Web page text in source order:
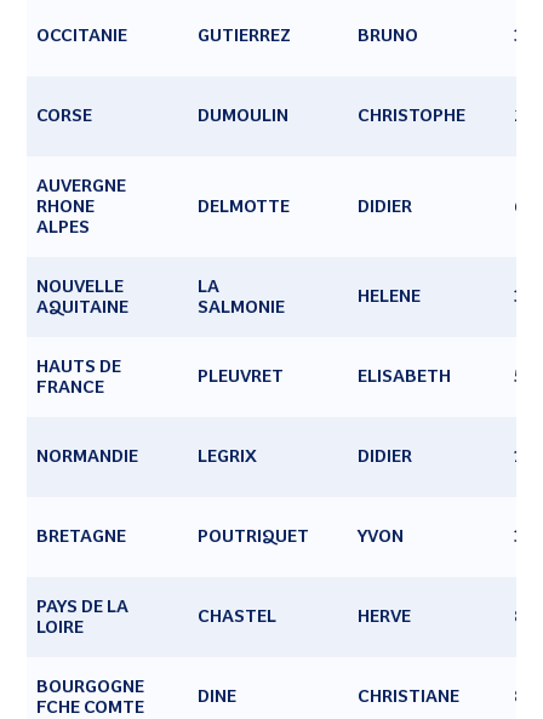
OCCITANIE GUTIERREZ BRUNO
CORSE DUMOULIN CHRISTOPHE
AUVERGNE
RHONE
ALPES
DELMOTTE DIDIER
NOUVELLE
AQUITAINE
LA
SALMONIE
HELENE
HAUTS DE
FRANCE
PLEUVRET ELISABETH
NORMANDIE LEGRIX DIDIER
BRETAGNE POUTRIQUET YVON
PAYS DE LA
LOIRE
CHASTEL HERVE
BOURGOGNE
FCHE COMTE
DINE CHRISTIANE